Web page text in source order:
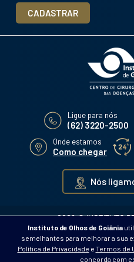
Instituto de Olhos de Goiânia
semelhantes para melhorar a sua
Política de Privacidade e Termos de
concorda com
CADASTRAR
Ligue para nós
(62) 3220-2500
Onde estamos
Como chegar
Nós
2026 © INSTITUTO
POLÍTICA DE